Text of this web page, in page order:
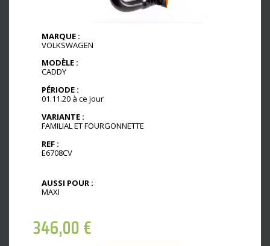
MARQUE :
VOLKSWAGEN
MODÈLE :
CADDY
PÉRIODE :
01.11.20 à ce jour
VARIANTE :
FAMILIAL ET FOURGONNETTE
REF :
E6708CV
AUSSI POUR :
MAXI
346,00€